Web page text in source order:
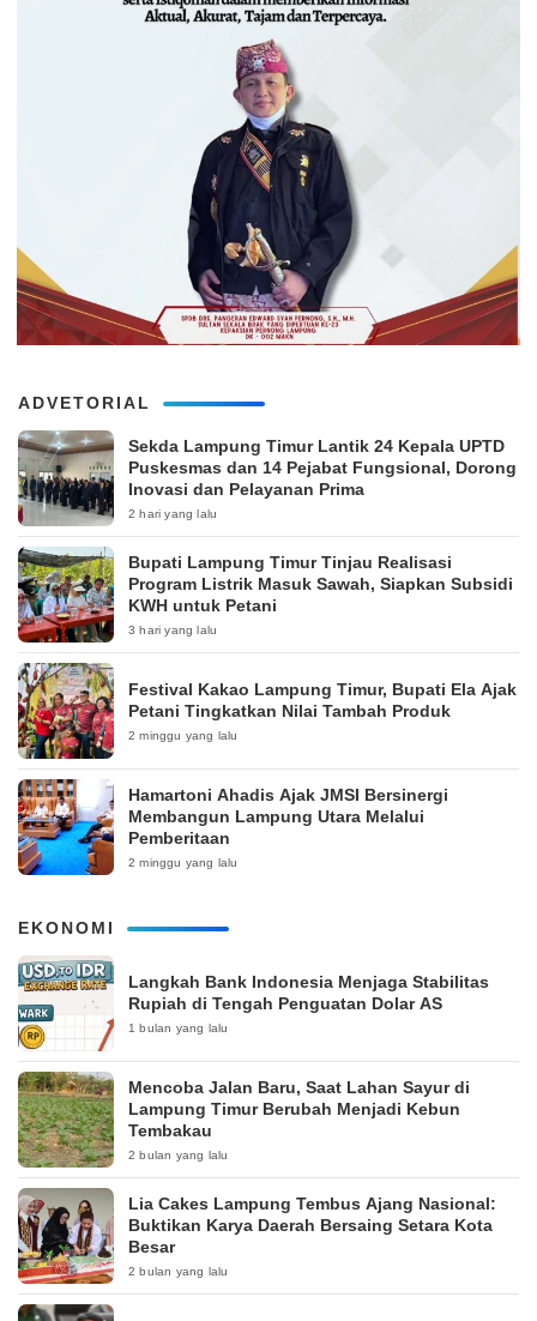
ADVETORIAL
‎Sekda Lampung Timur Lantik 24 Kepala UPTD
Puskesmas dan 14 Pejabat Fungsional, Dorong
Inovasi dan Pelayanan Prima
2 hari yang lalu
Bupati Lampung Timur Tinjau Realisasi
Program Listrik Masuk Sawah, Siapkan Subsidi
KWH untuk Petani
3 hari yang lalu
‎Festival Kakao Lampung Timur, Bupati Ela Ajak
Petani Tingkatkan Nilai Tambah Produk
2 minggu yang lalu
Hamartoni Ahadis Ajak JMSI Bersinergi
Membangun Lampung Utara Melalui
Pemberitaan
2 minggu yang lalu
EKONOMI
Langkah Bank Indonesia Menjaga Stabilitas
Rupiah di Tengah Penguatan Dolar AS
1 bulan yang lalu
Mencoba Jalan Baru, Saat Lahan Sayur di
Lampung Timur Berubah Menjadi Kebun
Tembakau
2 bulan yang lalu
Lia Cakes Lampung Tembus Ajang Nasional:
Buktikan Karya Daerah Bersaing Setara Kota
Besar
2 bulan yang lalu